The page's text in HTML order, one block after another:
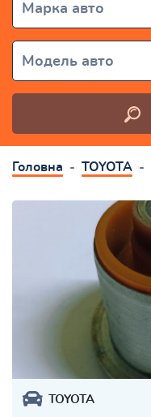
Марка авто
Модель авто
Головна TOYOTA
TOYOTA